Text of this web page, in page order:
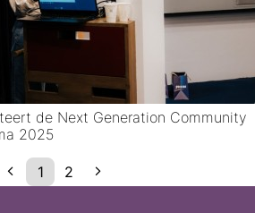
de Next Generation Community
2025
1 2